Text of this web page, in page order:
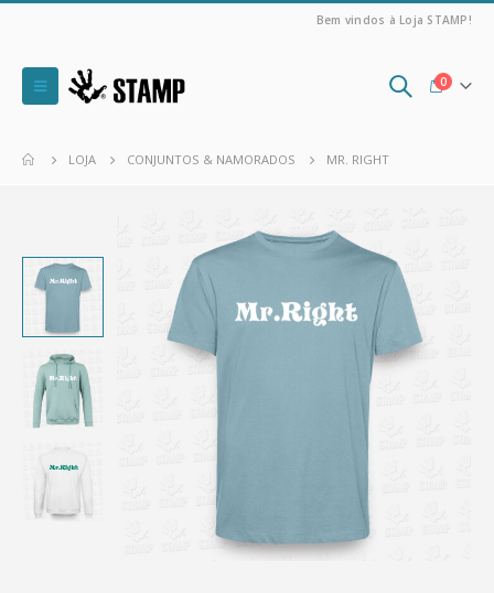
Bem vindos à Loja STAMP!
0
LOJA CONJUNTOS & NAMORADOS MR. RIGHT